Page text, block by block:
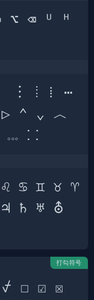
⌥ ⌫ ᵁ ᴴ
⦙ ⁞ ⋯
⌃ ⌄ ︿
♋ ♊ ♉ ♈
♄ ♅ ⛢
打勾符号
☐ ☑ ☒